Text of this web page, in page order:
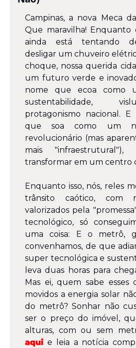
Campinas, a nova Meca
Que maravilha!
ainda está tentando
desligar um chuveiro
choque, nossa querida
um futuro verde e
nome que ecoa como
sustentabilidade,
protagonismo nacional.
que soa como um
revolucionário (mas
mais
transformar em um centro
Enquanto isso, nós, reles
trânsito caótico, com
valorizados pela
tecnológico, só
uma coisa: E o metrô,
convenhamos, de que
super tecnológica e
leva duas horas para
Mas ei, quem sabe esses
movidos a energia solar
do metrô? Sonhar não
ser o preço do imóvel,
alturas, com ou sem
aqui e leia a notícia